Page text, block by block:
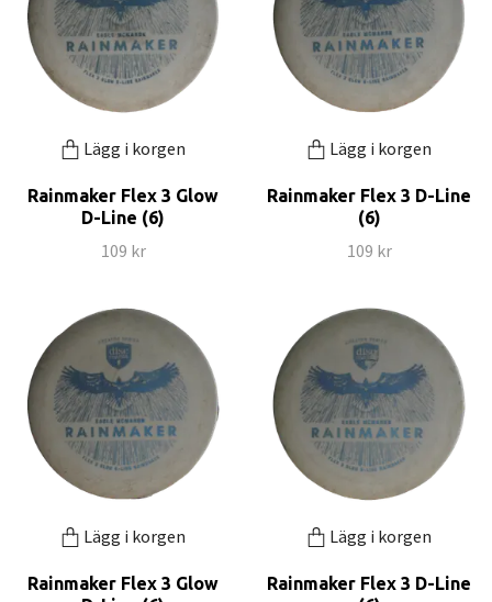
Lägg i korgen
Rainmaker Flex 3 Glow
D-Line (6)
109 kr
Lägg i korgen
Rainmaker Flex 3 D-Line
(6)
109 kr
Lägg i korgen
Rainmaker Flex 3 Glow
Lägg i korgen
Rainmaker Flex 3 D-Line